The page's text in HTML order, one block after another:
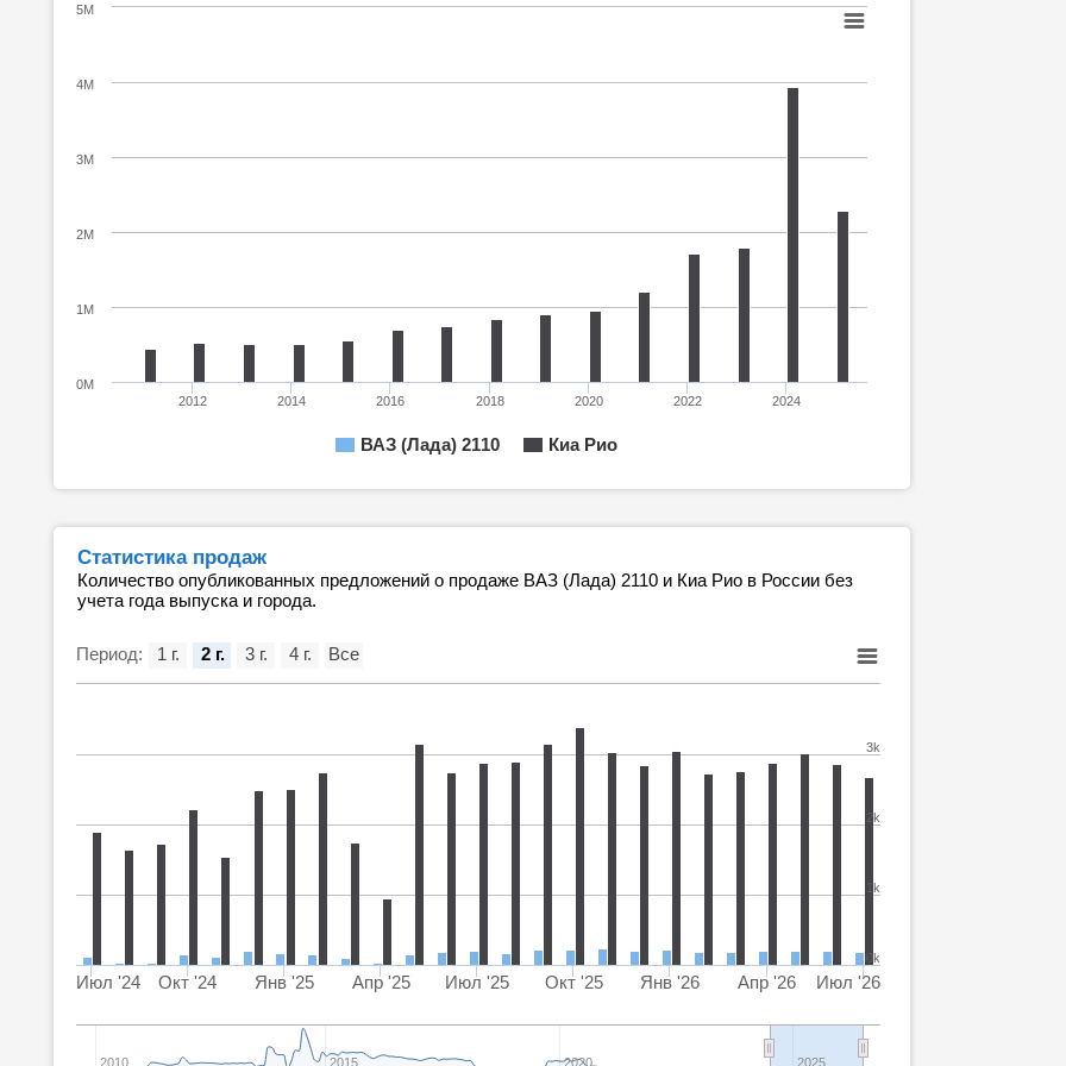
ВАЗ (Лада) 2110 Киа Рио
2012 2014 2016 2018 2020 2022 2024
0M
1M
2M
3M
4M
5M
Статистика продаж
Количество опубликованных предложений о продаже ВАЗ (Лада) 2110 и Киа Рио в России без
учета года выпуска и города.
Период:
Июл '24 Окт '24 Янв '25 Апр '25 Июл '25 Окт '25 Янв '26 Апр '26 Июл '26
2010 2015 2020 2025
0k
1k
2k
3k
1 г. 2 г. 3 г. 4 г. Все